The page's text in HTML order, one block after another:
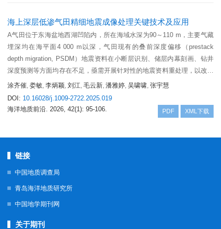
加剧了混凝土的腐蚀性；Cl （最高为29 246.25 mg/L）与SO4
2−（最高为
2 353.47 mg/L）协同作用导致局部区域（#18、#20站位）钢筋腐蚀达中
等级别（占15%），偏酸性微环境（pH≈7.1）进一步加剧侵蚀进程。针对
腐蚀风险空间分布特征，提出分区防控策略，包括采用抗硫酸盐水泥基复
合材料、复合阻锈技术及高密实度施工工艺，并强化低温湿养护与防护涂
海上深层低渗气田精细地震成像处理关键技术及应用
A气田位于东海盆地西湖凹陷内，所在海域水深为90～110 m，主要气藏
埋深均在海平面4 000 m以深，气田现有的叠前深度偏移（prestack
depth migration, PSDM）地震资料在小断层识别、储层内幕刻画、钻井
深度预测等方面均存在不足，亟需开展针对性的地震资料重处理，以改善
地震资料品质、提高低渗气藏描述精度，推动气田高效开发。基于原始地
震数据，在开展海域噪声压制、源缆鬼波压制、浅水多次波压制的基础
上，重点开展了精细地震成像处理，主要包括：高精度速度分析、弯曲射
线Kirchhoff叠前时间偏移、全局寻优网格层析速度反演、井震联合各向异
成像和储层内幕更清晰；基于成像处理的地震速度开展钻前深度预测，与
技术及流程对海上深层低渗气田地震资料改善作用明显，可在相似区块进
行推广应用。
涂齐催, 娄敏, 李炳颖, 刘江, 毛云新, 潘雅婷, 吴啸啸, 张宇慧
DOI: 10.16028/j.1009-2722.2025.019
海洋地质前沿. 2026, 42(1): 95-106. PDF XML下载
链接
中国地质调查局
青岛海洋地质研究所
中国地学期刊网
关于期刊